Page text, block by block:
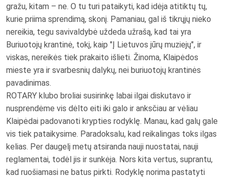
gražu, kitam – ne. O tu turi pataikyti, kad idėja atitiktų tų,
kurie priima sprendimą, skonį. Pamaniau, gal iš tikrųjų nieko
nereikia, tegu savivaldybė uždeda užrašą, kad tai yra
Buriuotojų krantinė, tokį, kaip "Į Lietuvos jūrų muziejų", ir
viskas, nereikės tiek prakaito išlieti. Žinoma, Klaipėdos
mieste yra ir svarbesnių dalykų, nei buriuotojų krantinės
pavadinimas.
ROTARY klubo broliai susirinkę labai ilgai diskutavo ir
nusprendėme vis dėlto eiti iki galo ir anksčiau ar vėliau
Klaipėdai padovanoti krypties rodyklę. Manau, kad galų gale
vis tiek pataikysime. Paradoksalu, kad reikalingas toks ilgas
kelias. Per daugelį metų atsiranda nauji nuostatai, nauji
reglamentai, todėl jis ir sunkėja. Nors kita vertus, suprantu,
kad ruošiamasi ne batus pirkti. Rodyklę norima pastatyti